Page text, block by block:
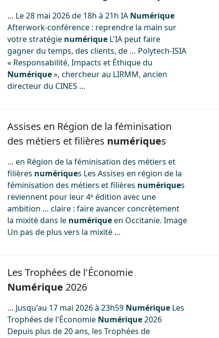
… Le 28 mai 2026 de 18h à 21h IA Numérique
Afterwork-conférence : reprendre la main sur
votre stratégie numérique L'IA peut faire
gagner du temps, des clients, de … Polytech-ISIA
« Responsabilité, Impacts et Éthique du
Numérique», chercheur au LIRMM, ancien
directeur du CINES …
Image
Assises en Région de la féminisation
des métiers et filières numériques
… en Région de la féminisation des métiers et
filières numériques Les Assises en région de la
féminisation des métiers et filières numériques
reviennent pour leur 4ᵉ édition avec une
ambition … claire : faire avancer concrètement
la mixité dans le numériqueen Occitanie. Image
Un pas de plus vers la mixité …
Image
Les Trophées de l'Économie
Numérique 2026
… Jusqu'au 17 mai 2026 à 23h59 Numérique Les
Trophées de l'Économie Numérique2026
Depuis plus de 20 ans, les Trophées de